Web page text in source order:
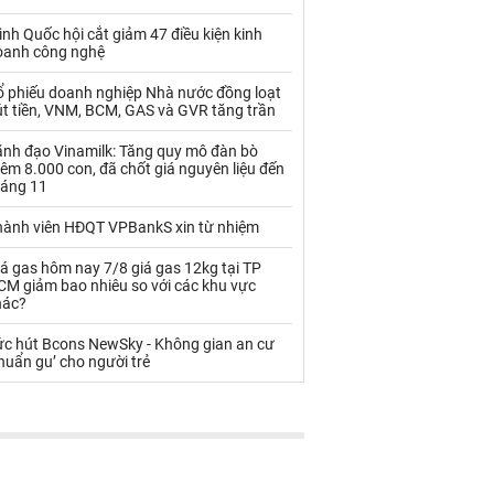
Palladium Phân bón
Rau - Củ -Quả
Sữa
Than Thức ăn chăn nuôi
Thủy hải sản khác
Vàng
VLXD khác Xăng dầu
Xi măng - Clynker
Quốc hội cắt giảm 47 điều kiện kinh
công nghệ
phiếu doanh nghiệp Nhà nước đồng loạt
tiền, VNM, BCM, GAS và GVR tăng trần
đạo Vinamilk: Tăng quy mô đàn bò
8.000 con, đã chốt giá nguyên liệu đến
11
viên HĐQT VPBankS xin từ nhiệm
gas hôm nay 7/8 giá gas 12kg tại TP
giảm bao nhiêu so với các khu vực
hút Bcons NewSky - Không gian an cư
gu’ cho người trẻ